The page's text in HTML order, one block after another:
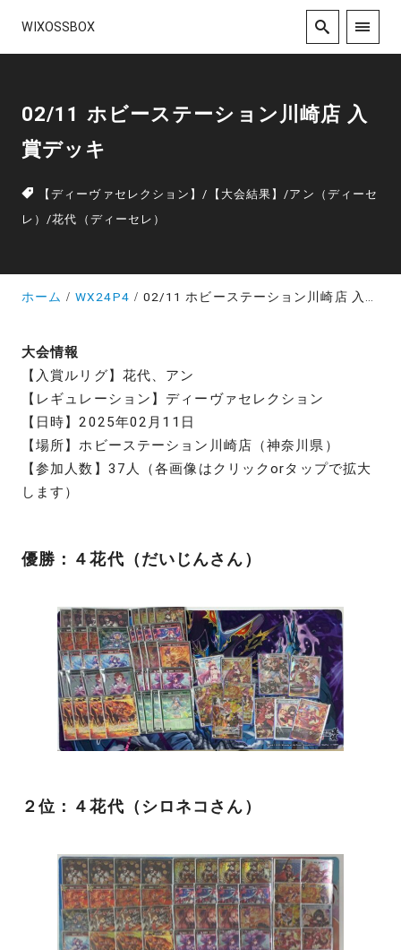
WIXOSSBOX
02/11 ホビーステーション川崎店 入
賞デッキ
【ディーヴァセレクション】/ 【大会結果】/アン（ディーセ
レ）/花代（ディーセレ）
ホーム WX24P4 02/11 ホビーステーション川崎店 入賞デッキ
大会情報
【入賞ルリグ】花代、アン
【レギュレーション】ディーヴァセレクション
【日時】2025年02月11日
【場所】ホビーステーション川崎店（神奈川県）
【参加人数】37人（各画像はクリックorタップで拡大
します）
優勝：４花代（だいじんさん）
２位：４花代（シロネコさん）